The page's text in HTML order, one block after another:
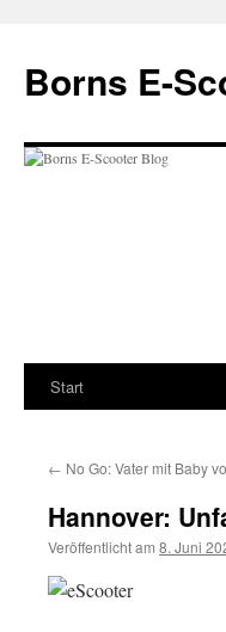
springen
Borns E-
Start
← No Go: Vater mit Baby
Hannover:
Veröffentlicht am 8. Juni